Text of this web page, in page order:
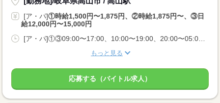
[ア・パ]①時給1,500円〜1,875円、②時給1,875円〜、③日
給12,000円〜15,000円
[ア・パ]①③09:00〜17:00、10:00〜19:00、20:00〜05:00、②10:00〜06:00
もっと見る
応募する（バイトル求人）